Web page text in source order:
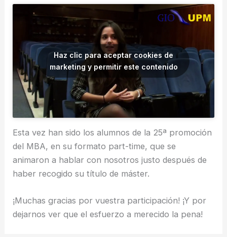
Haz clic para aceptar cookies de
marketing y permitir este contenido
Esta vez han sido los alumnos de la 25ª promoción
del MBA, en su formato part-time, que se
animaron a hablar con nosotros justo después de
haber recogido su título de máster.
¡Muchas gracias por vuestra participación! ¡Y por
dejarnos ver que el esfuerzo a merecido la pena!